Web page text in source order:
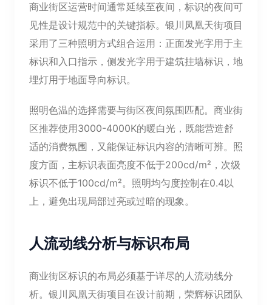
商业街区运营时间通常延续至夜间，标识的夜间可
见性是设计规范中的关键指标。银川凤凰天街项目
采用了三种照明方式组合运用：正面发光字用于主
标识和入口指示，侧发光字用于建筑挂墙标识，地
埋灯用于地面导向标识。
照明色温的选择需要与街区夜间氛围匹配。商业街
区推荐使用3000-4000K的暖白光，既能营造舒
适的消费氛围，又能保证标识内容的清晰可辨。照
度方面，主标识表面亮度不低于200cd/m²，次级
标识不低于100cd/m²。照明均匀度控制在0.4以
上，避免出现局部过亮或过暗的现象。
人流动线分析与标识布局
商业街区标识的布局必须基于详尽的人流动线分
析。银川凤凰天街项目在设计前期，荣辉标识团队